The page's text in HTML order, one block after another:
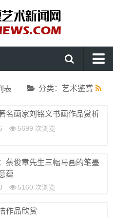
分类：艺术鉴赏
表
名画家刘铭义书画作品赏析
5699 次浏览
蔡俊章先生三幅马画的笔墨
蕴
5160 次浏览
作品欣赏